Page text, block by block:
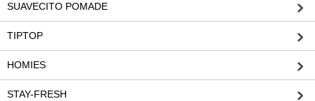
SUAVECITO POMADE
TIPTOP
HOMIES
STAY-FRESH